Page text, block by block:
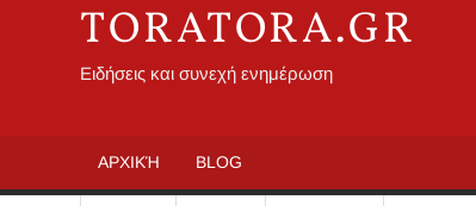
TORATORA.GR
Ειδήσεις και συνεχή ενημέρωση
ΑΡΧΙΚΉ BLOG